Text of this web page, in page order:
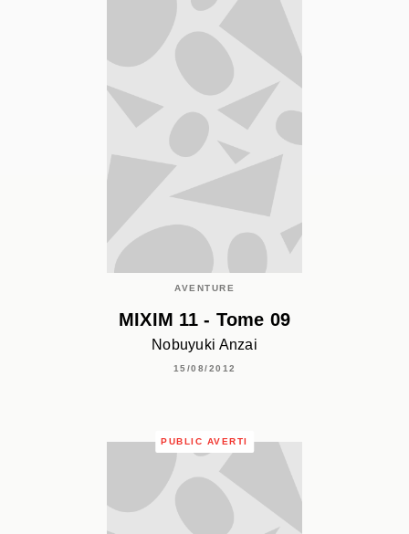
AVENTURE
MIXIM 11 - Tome 09
Nobuyuki Anzai
15/08/2012
PUBLIC AVERTI